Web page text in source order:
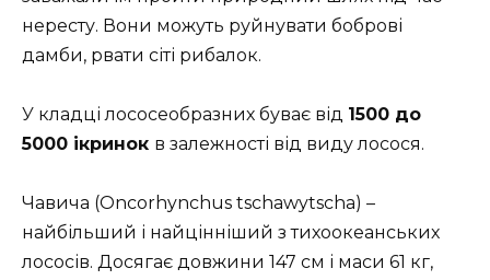
нересту. Вони можуть руйнувати боброві
дамби, рвати сіті рибалок.
У кладці лососеобразних буває від 1500 до
5000 ікринок в залежності від виду лосося.
Чавича (Oncorhynchus tschawytscha) –
найбільший і найцінніший з тихоокеанських
лососів. Досягає довжини 147 см і маси 61 кг,